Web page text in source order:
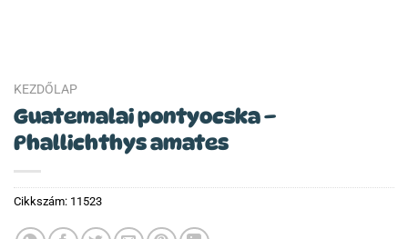
KEZDŐLAP
Guatemalai pontyocska –
Phallichthys amates
Cikkszám: 11523